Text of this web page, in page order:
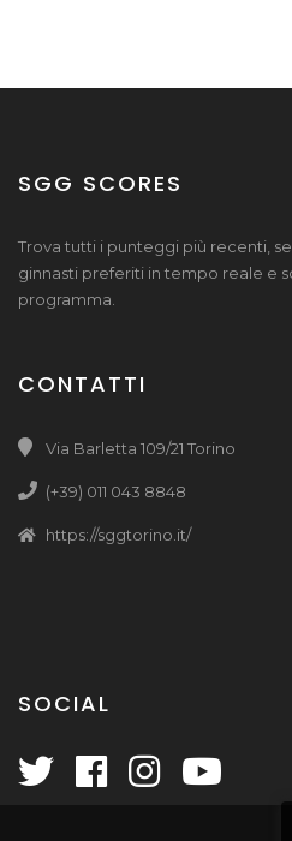
SGG SCORES
Trova tutti i punteggi più recenti,
ginnasti preferiti in tempo reale e
programma.
CONTATTI
Via Barletta 109/21 Torino
(+39) 011 043 8848
https://sggtorino.it/
SOCIAL